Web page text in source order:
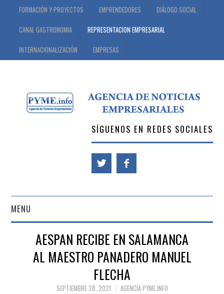
FORMACIÓN Y PROYECTOS EMPRENDEDORES DIÁLOGO SOCIAL
CANAL GASTRONOMIA REPRESENTACION EMPRESARIAL
INTERNACIONALIZACIÓN EMPRESAS
SÍGUENOS EN REDES SOCIALES
MENU
AESPAN RECIBE EN SALAMANCA
AL MAESTRO PANADERO MANUEL
FLECHA
SEPTIEMBRE 28, 2021 AGENCIA PYME.INFO